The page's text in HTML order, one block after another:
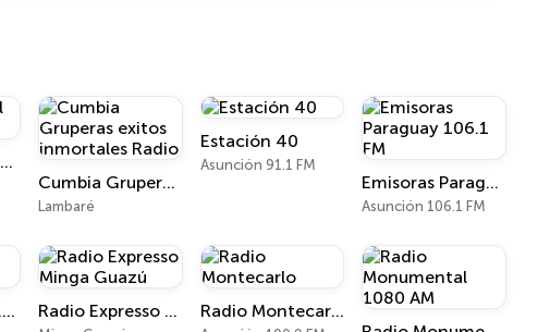
ABC Cardinal 730 AM
Cumbia Gruperas exitos inmortales Radio
Lambaré
Estación 40
Asunción 91.1 FM
Emisoras Paraguay 106.1 FM
Asunción 106.1 FM
Radio Amor 95.9 FM Radio Expresso Minga Guazú Radio Montecarlo